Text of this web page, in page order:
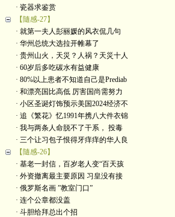
· 瓷器求鉴赏
【隨感-27】
· 就第一夫人彭丽媛的风衣侃几句
· 华州总统大选拉开帷幕了
· 贵州山火，天災？人祸？天災十人
· 60岁后多吃碳水有益健康
· 80%以上患者不知道自己是Prediab
· 和漂亮国比高低 厉害国尚需努力
· 小区圣诞灯饰预示美国2024经济不
· 追《繁花》忆1991年携八大件衣锦
· 我与两条人命脱不了干系， 投毒
· 三个让习包子恨得牙痒痒的华人良
【隨感-26】
· 基老一封信，百岁老人变“百天孩
· 外资撤离最主要原因 习皇没有接
· 俄罗斯名画 ”教室门口”
· 连个公章都没盖
· 斗胆给拜总出个招